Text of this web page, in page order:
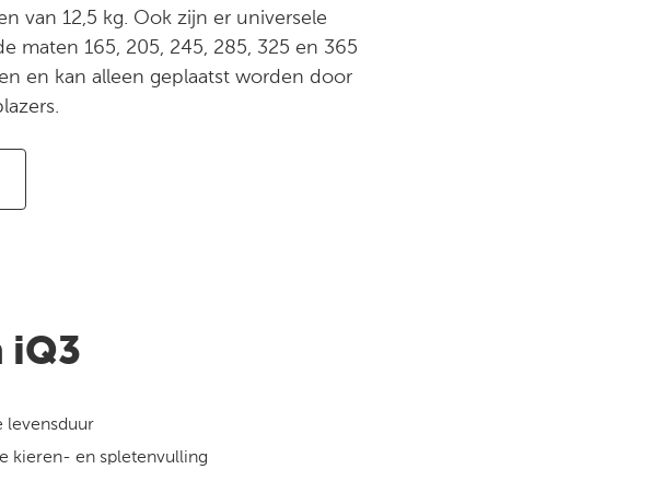
van 12,5 kg. Ook zijn er universele
maten 165, 205, 245, 285, 325 en 365
en kan alleen geplaatst worden door
levensduur
kieren- en spletenvulling